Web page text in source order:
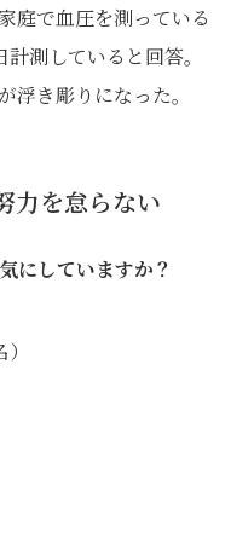
庭で血圧を測っている
測していると回答。
浮き彫りになった。
力を怠らない
にしていますか？